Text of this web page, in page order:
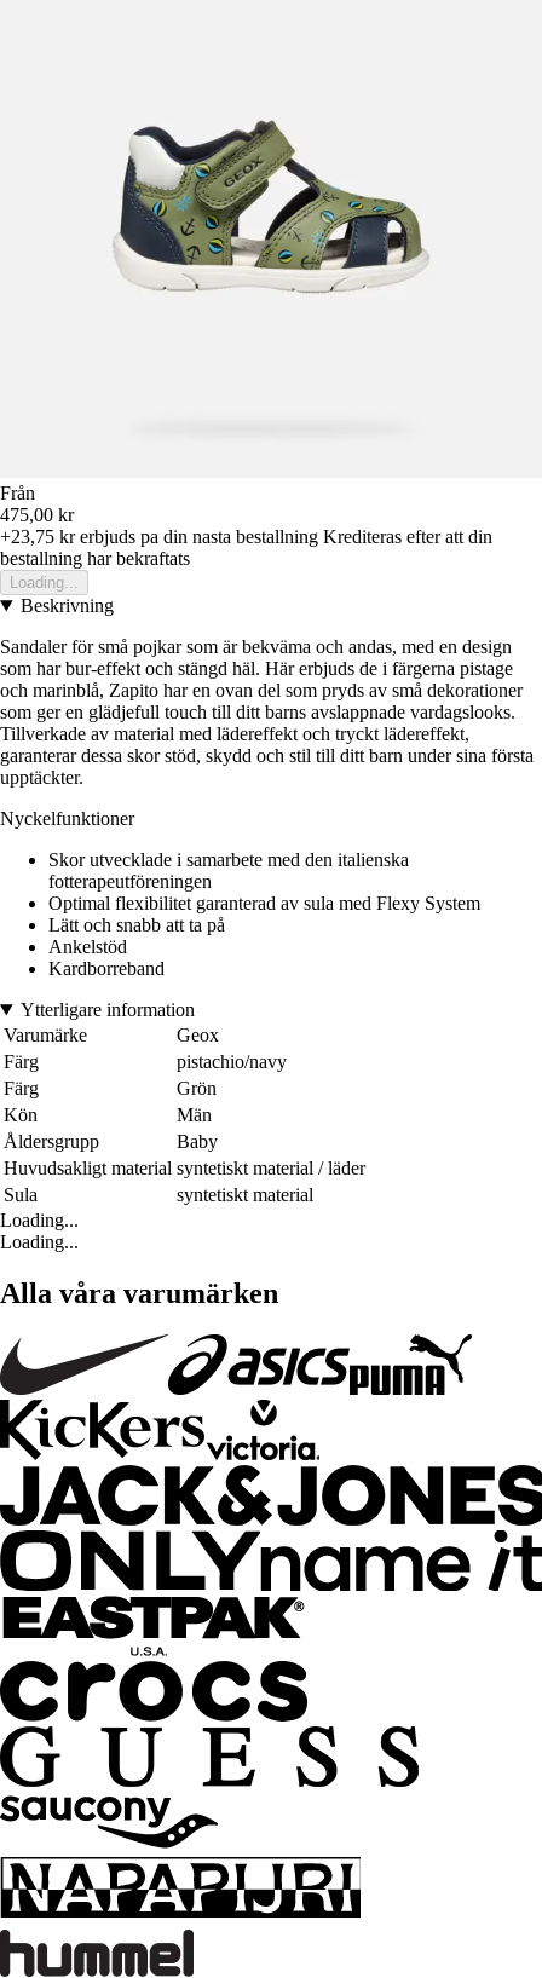
Från
475,00 kr
+23,75 krerbjuds pa din nasta bestallning Krediteras efter att din
bestallning har bekraftats
Loading...
Beskrivning
Sandaler för små pojkar som är bekväma och andas, med en design
som har bur-effekt och stängd häl. Här erbjuds de i färgerna pistage
och marinblå, Zapito har en ovan del som pryds av små dekorationer
som ger en glädjefull touch till ditt barns avslappnade vardagslooks.
Tillverkade av material med lädereffekt och tryckt lädereffekt,
garanterar dessa skor stöd, skydd och stil till ditt barn under sina första
upptäckter.
Nyckelfunktioner
Skor utvecklade i samarbete med den italienska
fotterapeutföreningen
Optimal flexibilitet garanterad av sula med Flexy System
Lätt och snabb att ta på
Ankelstöd
Kardborreband
Ytterligare information
Varumärke
Geox
Färg
pistachio/navy
Färg
Grön
Kön
Män
Åldersgrupp
Baby
Huvudsakligt material syntetiskt material / läder
Sula
syntetiskt material
Loading...
Loading...
Alla våra varumärken